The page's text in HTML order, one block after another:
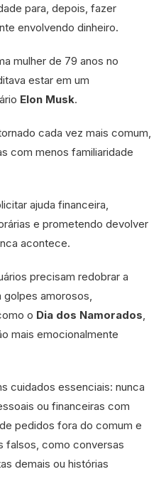
para, depois, fazer
envolvendo dinheiro.
mulher de 79 anos no
estar em um
Elon Musk.
cada vez mais comum,
com menos familiaridade
ajuda financeira,
e prometendo devolver
acontece.
precisam redobrar a
amorosos,
o Dia dos Namorados
mais emocionalmente
cuidados essenciais: nunca
ou financeiras com
pedidos fora do comum e
falsos, como conversas
demais ou histórias